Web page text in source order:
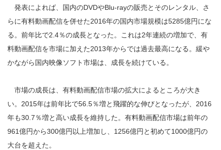
発表によれば、国内のDVDやBlu-rayの販売とそのレンタル、さ
らに有料動画配信を併せた2016年の国内市場規模は5285億円にな
る。前年比で2.4％の成長となった。これは2年連続の増加で、有
料動画配信を市場に加えた2013年からでは過去最高になる。緩や
かながら国内映像ソフト市場は、成長を続けている。
市場の成長は、有料動画配信市場の拡大によるところが大き
い。2015年は前年比で56.5％増と飛躍的な伸びとなったが、2016
年も30.7％増と高い成長を維持した。有料動画配信市場は前年の
961億円から300億円以上増加し、1256億円と初めて1000億円の
大台を超えた。